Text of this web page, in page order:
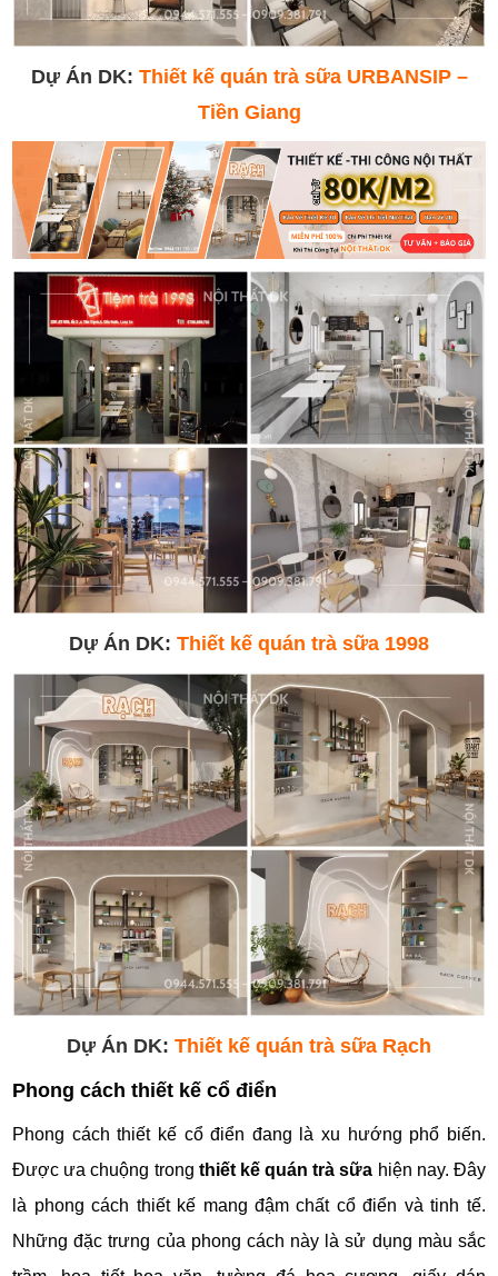
Dự Án DK: Thiết kế quán trà sữa URBANSIP –
Tiền Giang
Dự Án DK: Thiết kế quán trà sữa 1998
Dự Án DK: Thiết kế quán trà sữa Rạch
Phong cách thiết kế cổ điển
Phong cách thiết kế cổ điển đang là xu hướng phổ biến.
Được ưa chuộng trong thiết kế quán trà sữa hiện nay. Đây
là phong cách thiết kế mang đậm chất cổ điển và tinh tế.
Những đặc trưng của phong cách này là sử dụng màu sắc